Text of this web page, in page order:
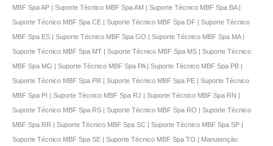
MBF Spa AP | Suporte Técnico MBF Spa AM | Suporte Técnico MBF Spa BA |
Suporte Técnico MBF Spa CE | Suporte Técnico MBF Spa DF | Suporte Técnico
MBF Spa ES | Suporte Técnico MBF Spa GO | Suporte Técnico MBF Spa MA |
Suporte Técnico MBF Spa MT | Suporte Técnico MBF Spa MS | Suporte Técnico
MBF Spa MG | Suporte Técnico MBF Spa PA | Suporte Técnico MBF Spa PB |
Suporte Técnico MBF Spa PR | Suporte Técnico MBF Spa PE | Suporte Técnico
MBF Spa PI | Suporte Técnico MBF Spa RJ | Suporte Técnico MBF Spa RN |
Suporte Técnico MBF Spa RS | Suporte Técnico MBF Spa RO | Suporte Técnico
MBF Spa RR | Suporte Técnico MBF Spa SC | Suporte Técnico MBF Spa SP |
Suporte Técnico MBF Spa SE | Suporte Técnico MBF Spa TO | Manutençāo